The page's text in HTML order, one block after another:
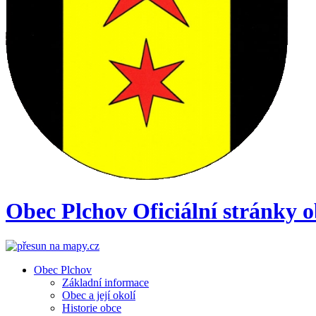
Obec Plchov Oficiální stránky
Obec Plchov
Základní informace
Obec a její okolí
Historie obce